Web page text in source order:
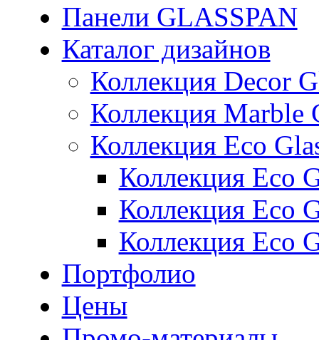
Панели GLASSPAN
Каталог дизайнов
Коллекция Decor
Коллекция Marble
Коллекция Eco
Коллекция Eco
Коллекция Eco
Коллекция Eco
Портфолио
Цены